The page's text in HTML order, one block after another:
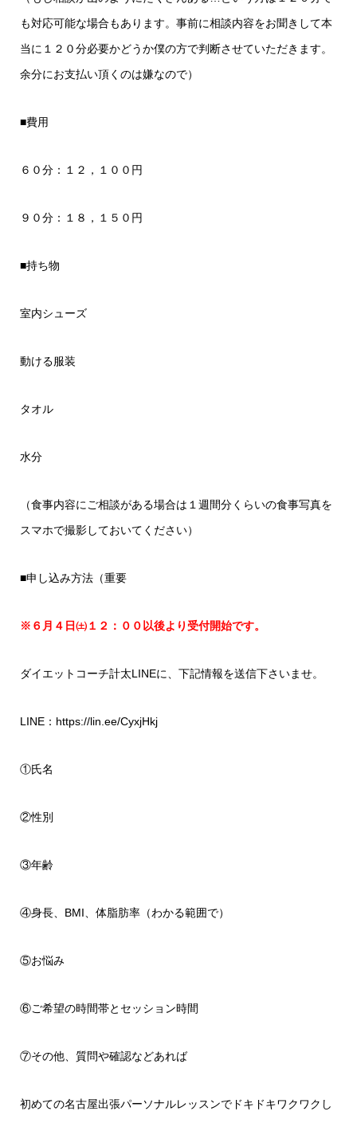
も対応可能な場合もあります。事前に相談内容をお聞きして本
当に１２０分必要かどうか僕の方で判断させていただきます。
余分にお支払い頂くのは嫌なので）
■費用
６０分：１２，１００円
９０分：１８，１５０円
■持ち物
室内シューズ
動ける服装
タオル
水分
（食事内容にご相談がある場合は１週間分くらいの食事写真を
スマホで撮影しておいてください）
■申し込み方法（重要
※６月４日㈯１２：００以後より受付開始です。
ダイエットコーチ計太LINEに、下記情報を送信下さいませ。
LINE： https://lin.ee/CyxjHkj
①氏名
②性別
③年齢
④身長、BMI、体脂肪率（わかる範囲で）
⑤お悩み
⑥ご希望の時間帯とセッション時間
⑦その他、質問や確認などあれば
初めての名古屋出張パーソナルレッスンでドキドキワクワクし